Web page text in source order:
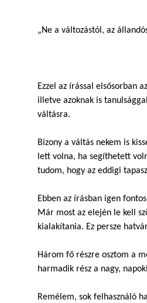
„Ne a változástól, az
Ezzel az írással elsősorban
illetve azoknak is
váltásra.
Bizony a váltás nekem is
lett volna, ha segíthetett
tudom, hogy az eddigi
Ebben az írásban igen
Már most az elején le kell
kialakítania. Ez persze
Három fő részre osztom a
harmadik rész a nagy,
Remélem, sok felhasználó